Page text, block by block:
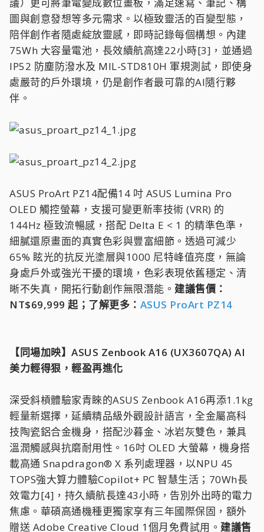
圖與創意發想等多元需求。以極致靈活的百變型態，
陪伴創作者隨處綻放靈感，即時記錄每個構想。內建
75Wh 大容量電池，長效續航高達22小時[3]，並通過
IP52 防塵防潑水及 MIL-STD810H 軍規測試，即使身
處嚴苛的戶外環境，仍是創作者最可靠的AI隨行夥
伴。
ASUS ProArt PZ14配備14 吋 ASUS Lumina Pro
OLED 觸控螢幕，支援可變更新率技術 (VRR) 的
144Hz 極致流暢感，搭配 Delta E < 1 的精準色準，
細膩還原畫面的真實色彩與豐富細節。透過可減少
65% 眩光的抗反光塗層與1000 尼特峰值亮度，無論
身處戶外或強光干擾的環境，色彩表現依舊穩定、清
晰不失真，開拓行動創作無限潛能。 建議售價：
NT$69,999 起；了解更多： ASUS ProArt PZ14
【同場加映】ASUS Zenbook A16 (UX3607QA) AI
美力輕得狠，輕盈再進化
深受斜槓體驗家青睞的ASUS Zenbook A16再添1.1kg
輕量新選擇，延續精品級外觀設計語言，全金屬高科
技陶瓷鋁合金機身，搭配沙暮金、冰岩灰雙色，兼具
溫潤觸感與抗磨耐用性。16吋 OLED 大螢幕，機身搭
載高通 Snapdragon® X 系列處理器，以NPU 45
TOPS強大算力體驗Copilot+ PC 智慧生活；70Wh長
效電力[4]，持久續航長達43小時，告別外出時的電力
焦慮。華碩高通機種更獨家享有三年國際保固，額外
贈送 Adobe Creative Cloud 1個月免費試用。 建議售